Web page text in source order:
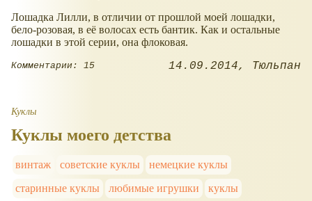
Лошадка Лилли, в отличии от прошлой моей лошадки,
бело-розовая, в её волосах есть бантик. Как и остальные
лошадки в этой серии, она флоковая.
Комментарии: 15 14.09.2014 Тюльпан
Куклы
Куклы моего детства
винтаж советские куклы
немецкие куклы
старинные куклы
любимые игрушки куклы